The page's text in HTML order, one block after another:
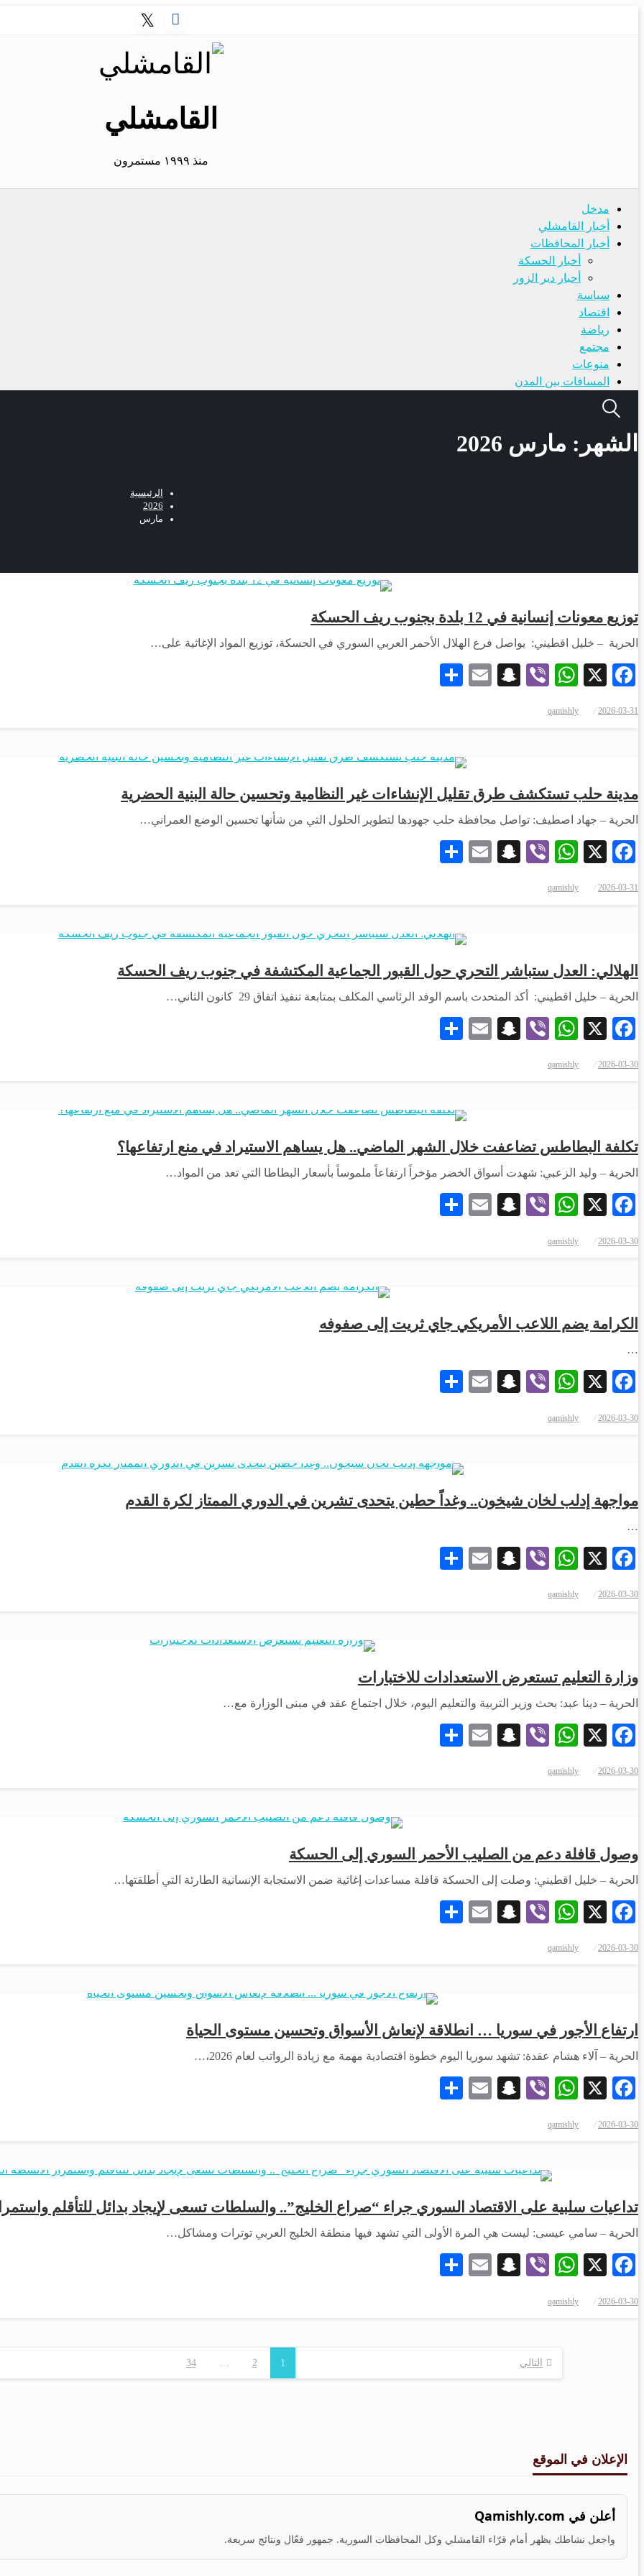
القامشلي
منذ ١٩٩٩ مستمرون
مدخل
أخبار القامشلي
أخبار المحافظات
أخبار الحسكة
أحبار دير الزور
سياسة
اقتصاد
رياضة
مجتمع
منوعات
المسافات بين المدن
الشهر: مارس 2026
الرئيسية
2026
مارس
توزيع معونات إنسانية في 12 بلدة بجنوب ريف الحسكة
الحرية – خليل اقطيني: يواصل فرع الهلال الأحمر العربي السوري في الحسكة، توزيع المواد الإغاثية على…
Facebook
X
WhatsApp
Viber
Snapchat
Email
2026-03-31
qamishly
مدينة حلب تستكشف طرق تقليل الإنشاءات غير النظامية وتحسين حالة البنية الحضرية
الحرية – جهاد اصطيف: تواصل محافظة حلب جهودها لتطوير الحلول التي من شأنها تحسين الوضع العمراني…
Facebook
X
WhatsApp
Viber
Snapchat
Email
2026-03-31
qamishly
الهلالي: العدل ستباشر التحري حول القبور الجماعية المكتشفة في جنوب ريف الحسكة
الحرية – خليل اقطيني: أكد المتحدث باسم الوفد الرئاسي المكلف بمتابعة تنفيذ اتفاق 29 كانون الثاني…
Facebook
X
WhatsApp
Viber
Snapchat
Email
2026-03-30
qamishly
تكلفة البطاطس تضاعفت خلال الشهر الماضي.. هل يساهم الاستيراد في منع ارتفاعها؟
الحرية – وليد الزعبي: شهدت أسواق الخضر مؤخراً ارتفاعاً ملموساً بأسعار البطاطا التي تعد من المواد…
Facebook
X
WhatsApp
Viber
Snapchat
Email
2026-03-30
qamishly
الكرامة يضم اللاعب الأمريكي جاي ثريت إلى صفوفه
…
Facebook
X
WhatsApp
Viber
Snapchat
Email
2026-03-30
qamishly
مواجهة إدلب لخان شيخون.. وغداً حطين يتحدى تشرين في الدوري الممتاز لكرة القدم
…
Facebook
X
WhatsApp
Viber
Snapchat
Email
2026-03-30
qamishly
وزارة التعليم تستعرض الاستعدادات للاختبارات
الحرية – دينا عبد: بحث وزير التربية والتعليم اليوم، خلال اجتماع عقد في مبنى الوزارة مع…
Facebook
X
WhatsApp
Viber
Snapchat
Email
2026-03-30
qamishly
وصول قافلة دعم من الصليب الأحمر السوري إلى الحسكة
الحرية – خليل اقطيني: وصلت إلى الحسكة قافلة مساعدات إغاثية ضمن الاستجابة الإنسانية الطارئة التي أطلقتها…
Facebook
X
WhatsApp
Viber
Snapchat
Email
2026-03-30
qamishly
ارتفاع الأجور في سوريا … انطلاقة لإنعاش الأسواق وتحسين مستوى الحياة
الحرية – آلاء هشام عقدة: تشهد سوريا اليوم خطوة اقتصادية مهمة مع زيادة الرواتب لعام 2026،…
Facebook
X
WhatsApp
Viber
Snapchat
Email
2026-03-30
qamishly
تداعيات سلبية على الاقتصاد السوري جراء “صراع الخليج”.. والسلطات تسعى لإيجاد بدائل للتأقلم
الحرية – سامي عيسى: ليست هي المرة الأولى التي تشهد فيها منطقة الخليج العربي توترات ومشاكل…
Facebook
X
WhatsApp
Viber
Snapchat
Email
2026-03-30
qamishly
1
2
…
34 التالي
الإعلان في الموقع
أعلن في Qamishly.com
واجعل نشاطك يظهر أمام قرّاء القامشلي وكل المحافظات السورية. جمهور فعّال ونتائج سريعة.